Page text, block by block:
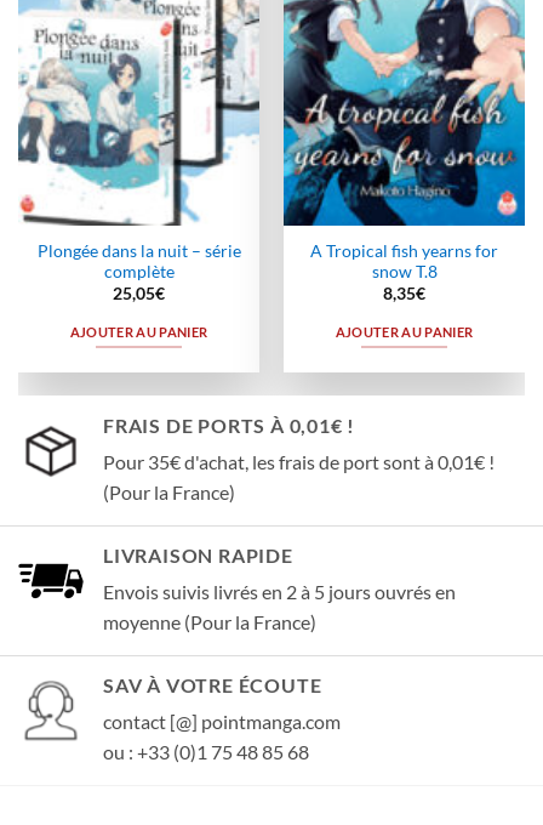
Plongée dans la nuit – série
complète
25,05€
AJOUTER AU PANIER
A Tropical fish yearns for
snow T.8
8,35€
AJOUTER AU PANIER
FRAIS DE PORTS À 0,01€ !
Pour 35€ d'achat, les frais de port sont à 0,01€ !
(Pour la France)
LIVRAISON RAPIDE
Envois suivis livrés en 2 à 5 jours ouvrés en
moyenne (Pour la France)
SAV À VOTRE ÉCOUTE
contact [@] pointmanga.com
ou : +33 (0)1 75 48 85 68